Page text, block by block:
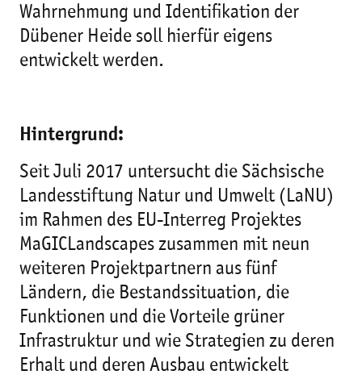
Wahrnehmung und Identifikation der
Dübener Heide soll hierfür eigens
entwickelt werden.
Hintergrund:
Seit Juli 2017 untersucht die Sächsische
Landesstiftung Natur und Umwelt (LaNU)
im Rahmen des EU-Interreg Projektes
MaGICLandscapes zusammen mit neun
weiteren Projektpartnern aus fünf
Ländern, die Bestandssituation, die
Funktionen und die Vorteile grüner
Infrastruktur und wie Strategien zu deren
Erhalt und deren Ausbau entwickelt